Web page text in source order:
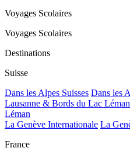
Voyages Scolaires
Voyages Scolaires
Destinations
Suisse
Dans les Alpes Suisses Dans les
Lausanne & Bords du Lac Léman
Léman
La Genève Internationale La
France